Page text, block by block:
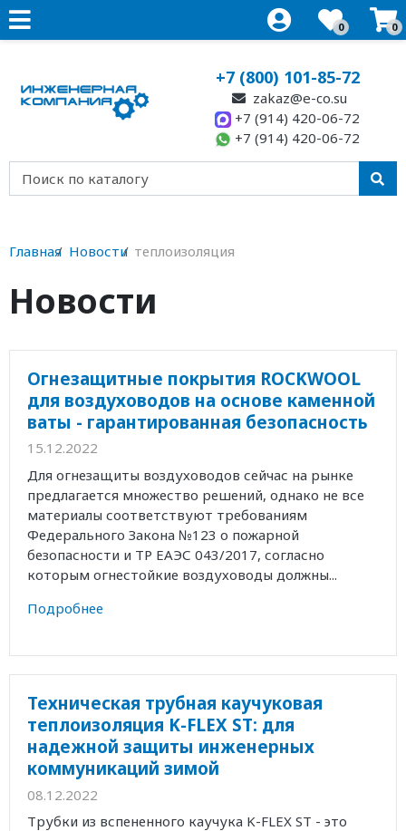
0 0
+7 (800) 101-85-72
zakaz@e-co.su
+7 (914) 420-06-72
+7 (914) 420-06-72
Главная Новости теплоизоляция
Новости
Огнезащитные покрытия ROCKWOOL
для воздуховодов на основе каменной
ваты - гарантированная безопасность
15.12.2022
Для огнезащиты воздуховодов сейчас на рынке
предлагается множество решений, однако не все
материалы соответствуют требованиям
Федерального Закона №123 о пожарной
безопасности и ТР ЕАЭС 043/2017, согласно
которым огнестойкие воздуховоды должны...
Подробнее
Техническая трубная каучуковая
теплоизоляция K-FLEX ST: для
надежной защиты инженерных
коммуникаций зимой
08.12.2022
Трубки из вспененного каучука K-FLEX ST - это